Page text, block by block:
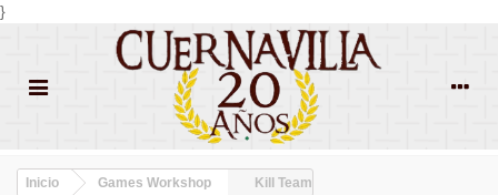
}
Inicio Games Workshop Kill Team